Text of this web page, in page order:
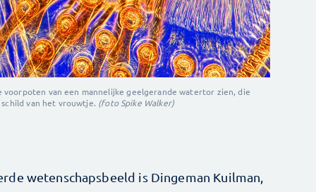
voorpoten van een mannelijke geelgerande watertor zien, die
van het vrouwtje. (foto Spike Walker)
wetenschapsbeeld is Dingeman Kuilman,